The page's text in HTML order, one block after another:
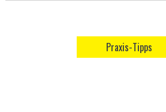
Praxis-Tipps